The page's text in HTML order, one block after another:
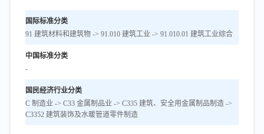
国际标准分类
91 建筑材料和建筑物 -> 91.010 建筑工业 -> 91.010.01 建筑工业综合
中国标准分类
-
国民经济行业分类
C 制造业 -> C33 金属制品业 -> C335 建筑、安全用金属制品制造 ->
C3352 建筑装饰及水暖管道零件制造